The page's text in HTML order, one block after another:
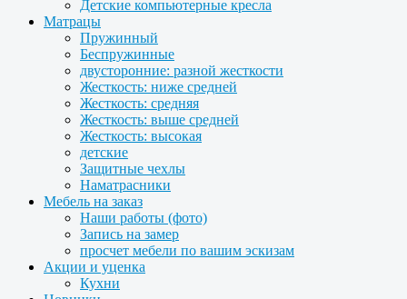
Детские компьютерные кресла
Матрацы
Пружинный
Беспружинные
двусторонние: разной жесткости
Жесткость: ниже средней
Жесткость: средняя
Жесткость: выше средней
Жесткость: высокая
детские
Защитные чехлы
Наматрасники
Мебель на заказ
Наши работы (фото)
Запись на замер
просчет мебели по вашим эскизам
Акции и уценка
Кухни